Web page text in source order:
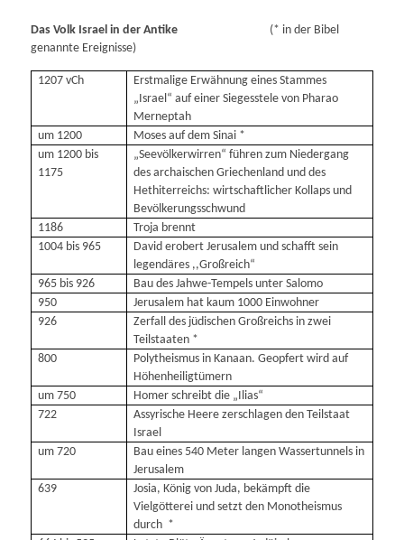
Das Volk Israel in der Antike (* in der Bibel
genannte Ereignisse)
1207 vCh
Erstmalige Erwähnung eines Stammes
„Israel“ auf einer Siegesstele von Pharao
Merneptah
um 1200
Moses auf dem Sinai *
um 1200 bis
1175
„Seevölkerwirren“ führen zum Niedergang
des archaischen Griechenland und des
Hethiterreichs: wirtschaftlicher Kollaps und
Bevölkerungsschwund
1186
Troja brennt
1004 bis 965
David erobert Jerusalem und schafft sein
legendäres ,,Großreich“
965 bis 926
Bau des Jahwe-Tempels unter Salomo
950
Jerusalem hat kaum 1000 Einwohner
926
Zerfall des jüdischen Großreichs in zwei
Teilstaaten *
800
Polytheismus in Kanaan. Geopfert wird auf
Höhenheiligtümern
um 750
Homer schreibt die „Ilias“
722
Assyrische Heere zerschlagen den Teilstaat
Israel
um 720
Bau eines 540 Meter langen Wassertunnels in
Jerusalem
639
Josia, König von Juda, bekämpft die
Vielgötterei und setzt den Monotheismus
durch *